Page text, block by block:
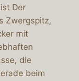
Der
Zwergspitz,
mit
die
beim